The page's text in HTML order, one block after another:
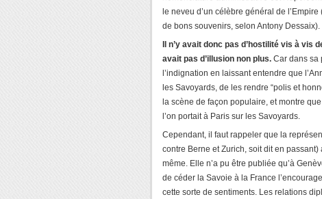
le neveu d’un célèbre général de
de bons souvenirs, selon Antony Dessaix).
Il n’y avait donc pas d’hostilité vis à vis
avait pas d’illusion non plus. Car dans sa
l’indignation en laissant entendre que
les Savoyards, de les rendre “polis et
la scène de façon populaire, et montre
l’on portait à Paris sur les Savoyards.
Cependant, il faut rappeler que la
contre Berne et Zurich, soit dit en
même. Elle n’a pu être publiée qu’à
de céder la Savoie à la France
cette sorte de sentiments. Les relations